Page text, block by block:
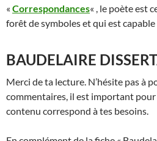
« Correspondances« , le poète est
forêt de symboles et qui est
BAUDELAIRE
Merci de ta lecture. N’hésite pas à
commentaires, il est important pour
contenu correspond à tes besoins.